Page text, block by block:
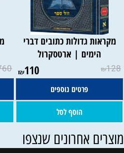
מקראות גדולות כתובים דברי
הימים | ארטסקרול
₪128
₪110
פרטים נוספים
הוסף לסל
אחרונים שנצפו